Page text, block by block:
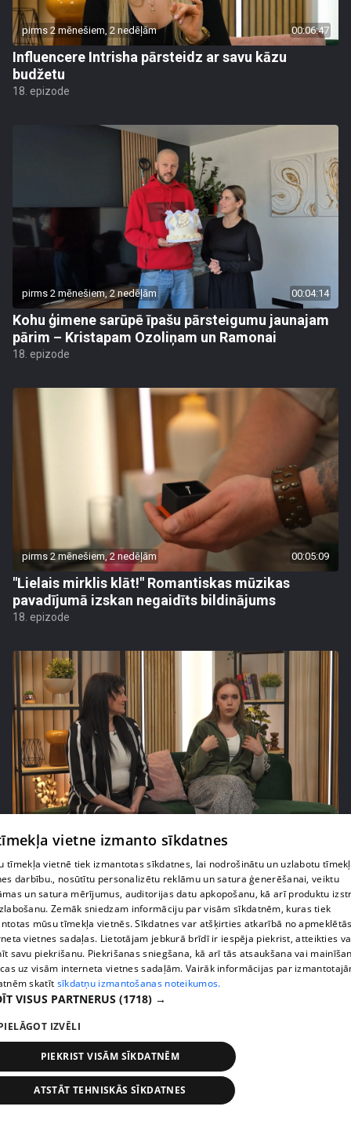
pirms 2 mēnešiem, 2 nedēļām 00:06:47
Influencere Intrisha pārsteidz ar savu kāzu
budžetu
18. epizode
pirms 2 mēnešiem, 2 nedēļām 00:04:14
Kohu ģimene sarūpē īpašu pārsteigumu jaunajam
pārim – Kristapam Ozoliņam un Ramonai
18. epizode
pirms 2 mēnešiem, 2 nedēļām 00:05:09
"Lielais mirklis klāt!" Romantiskas mūzikas
pavadījumā izskan negaidīts bildinājums
18. epizode
Estere Bindre atklāj, kas viņu kaitina mātes rīcībā
17. epizode
Zvanīt vai gaidīt zvanu? Dita Grauda par saziņas
etiķeti starp paaudzēm
vietne izmanto sīkdatnes
tīmekļa vietnē tiek izmantotas sīkdatnes, lai nodrošinātu un uzlabotu
darbību., nosūtītu personalizētu reklāmu un satura ģenerēšanai, veiktu
un satura mērījumus, auditorijas datu apkopošanu, kā arī produktu
Zemāk sniedzam informāciju par visām sīkdatnēm, kuras tiek
mūsu tīmekļa vietnēs. Sīkdatnes var atšķirties atkarībā no
vietnes sadaļas. Lietotājam jebkurā brīdī ir iespēja piekrist, atteikties
savu piekrišanu. Piekrišanas sniegšana, kā arī tās atsaukšana vai
uz visām interneta vietnes sadaļām. Vairāk informācijas par
skatīt sīkdatņu izmantošanas noteikumos.
VISUS PARTNERUS (1718) →
IZVĒLI
PIEKRIST VISĀM SĪKDATNĒM
ATSTĀT TEHNISKĀS SĪKDATNES